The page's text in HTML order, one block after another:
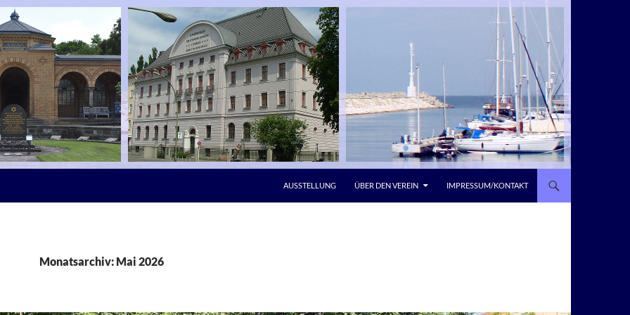
AUSSTELLUNG ÜBER DEN VEREIN IMPRESSUM/KONTAKT
Monatsarchiv: Mai 2026